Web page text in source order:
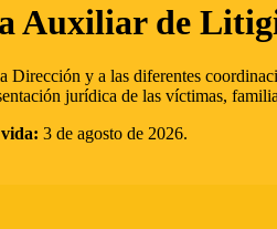
Auxiliar de
Dirección y a las diferentes
jurídica de las víctimas,
3 de agosto de 2026.